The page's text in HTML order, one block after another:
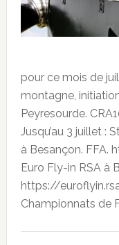
pour ce mois de
montagne,
Peyresourde.
Jusqu’au 3 juillet :
à Besançon. FFA.
Euro Fly-in RSA à
https://
Championnats de